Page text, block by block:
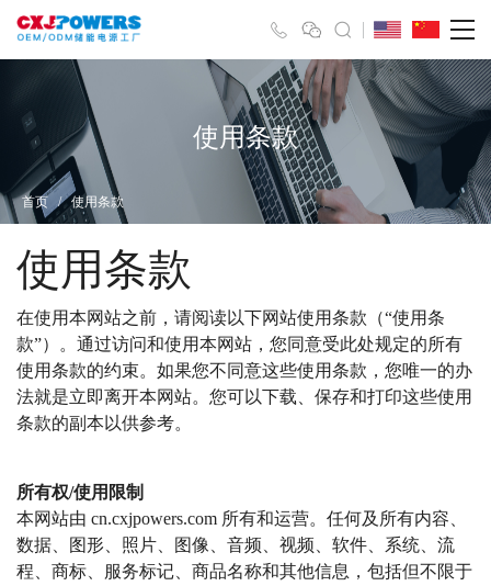
使用条款
首页 / 使用条款
使用条款
在使用本网站之前，请阅读以下网站使用条款（“使用条
款”）。 通过访问和使用本网站，您同意受此处规定的所有
使用条款的约束。 如果您不同意这些使用条款，您唯一的办
法就是立即离开本网站。 您可以下载、保存和打印这些使用
条款的副本以供参考。
所有权/使用限制
本网站由 cn.cxjpowers.com 所有和运营。任何及所有内容、
数据、图形、照片、图像、音频、视频、软件、系统、流
程、商标、服务标记、商品名称和其他信息，包括但不限于